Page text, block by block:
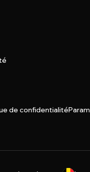
de confidentialité